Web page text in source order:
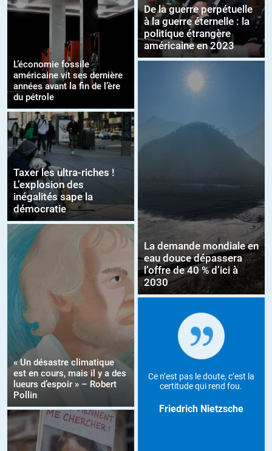
L’économie fossile
américaine vit ses dernière
années avant la fin de l’ère
du pétrole
Taxer les ultra-riches !
L’explosion des
inégalités sape la
démocratie
« Un désastre climatique
est en cours, mais il y a des
lueurs d’espoir » – Robert
Pollin
De la guerre perpétuelle
à la guerre éternelle : la
politique étrangère
américaine en 2023
La demande mondiale en
eau douce dépassera
l’offre de 40 % d’ici à
2030
Ce n’est pas le doute, c’est la
certitude qui rend fou.
Friedrich Nietzsche